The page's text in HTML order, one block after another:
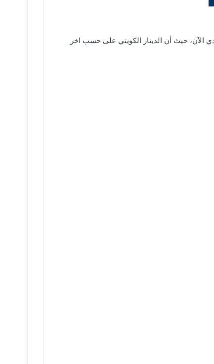
الريال السعودي الآن، حيث أن الدينار الكويتي على حسب اخر